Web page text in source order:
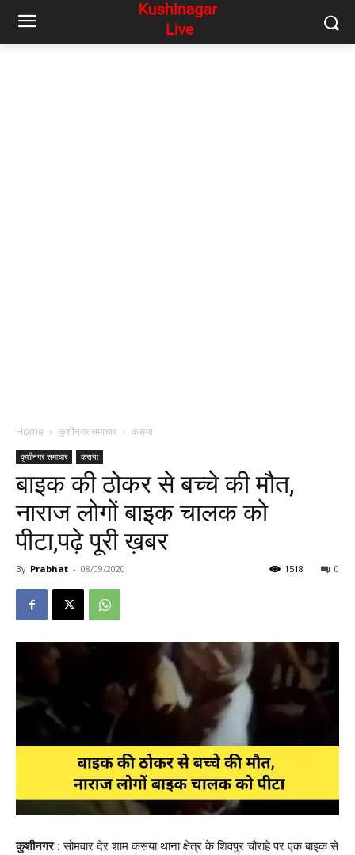
Home कुशीनगर समाचार कसया
कुशीनगर समाचार कसया
बाइक की ठोकर से बच्चे की मौत,
नाराज लोगों बाइक चालक को
पीटा,पढ़े पूरी ख़बर
By Prabhat - 08/09/2020 0
1518
कुशीनगर: सोमवार देर शाम कसया थाना क्षेत्र के शिवपुर चौराहे पर एक बाइक से